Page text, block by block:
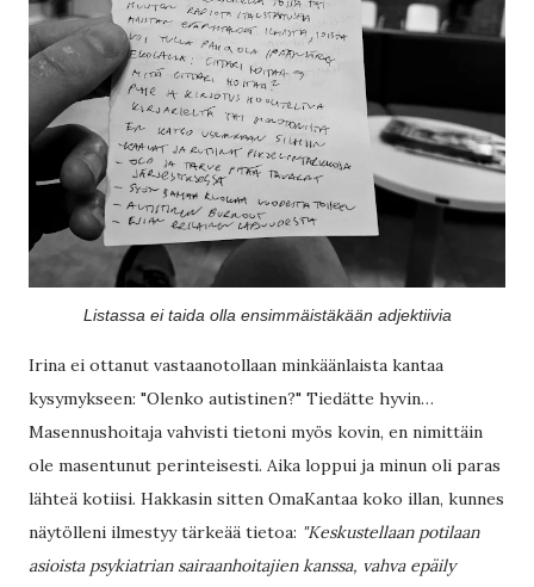
Listassa ei taida olla ensimmäistäkään adjektiivia
Irina ei ottanut vastaanotollaan minkäänlaista kantaa
kysymykseen: "Olenko autistinen?" Tiedätte hyvin…
Masennushoitaja vahvisti tietoni myös kovin, en nimittäin
ole masentunut perinteisesti. Aika loppui ja minun oli paras
lähteä kotiisi. Hakkasin sitten OmaKantaa koko illan, kunnes
näytölleni ilmestyy tärkeää tietoa: "Keskustellaan potilaan
asioista psykiatrian sairaanhoitajien kanssa, vahva epäily